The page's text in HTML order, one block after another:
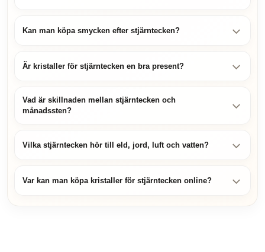
Kan man köpa smycken efter stjärntecken?
Är kristaller för stjärntecken en bra present?
Vad är skillnaden mellan stjärntecken och
månadssten?
Vilka stjärntecken hör till eld, jord, luft och vatten?
Var kan man köpa kristaller för stjärntecken online?